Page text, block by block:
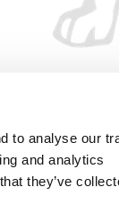
to analyse our
and analytics
they’ve